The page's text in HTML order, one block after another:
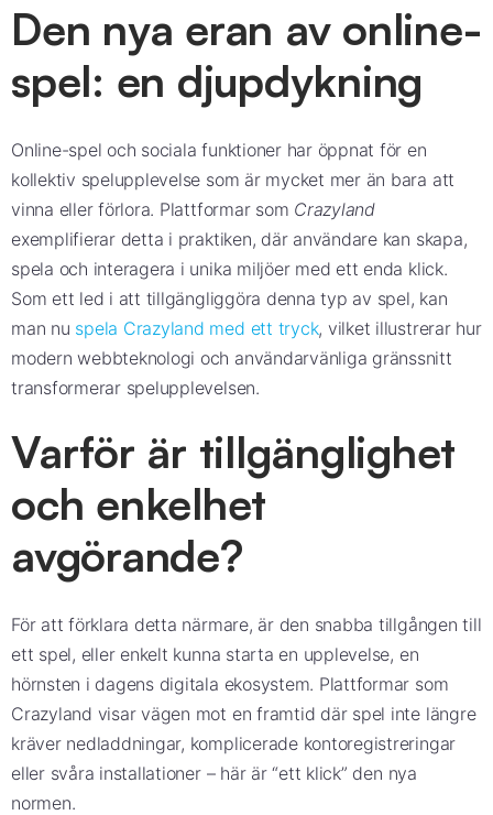
Den nya eran av online-
spel: en djupdykning
Online-spel och sociala funktioner har öppnat för en
kollektiv spelupplevelse som är mycket mer än bara att
vinna eller förlora. Plattformar som Crazyland
exemplifierar detta i praktiken, där användare kan skapa,
spela och interagera i unika miljöer med ett enda klick.
Som ett led i att tillgängliggöra denna typ av spel, kan
man nu spela Crazyland med ett tryck, vilket illustrerar hur
modern webbteknologi och användarvänliga gränssnitt
transformerar spelupplevelsen.
Varför är tillgänglighet
och enkelhet
avgörande?
För att förklara detta närmare, är den snabba tillgången till
ett spel, eller enkelt kunna starta en upplevelse, en
hörnsten i dagens digitala ekosystem. Plattformar som
Crazyland visar vägen mot en framtid där spel inte längre
kräver nedladdningar, komplicerade kontoregistreringar
eller svåra installationer – här är “ett klick” den nya
normen.